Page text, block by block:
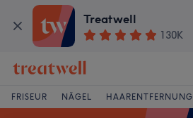
Treatwell
130K
FRISEUR NÄGEL HAARENTFERNUNG